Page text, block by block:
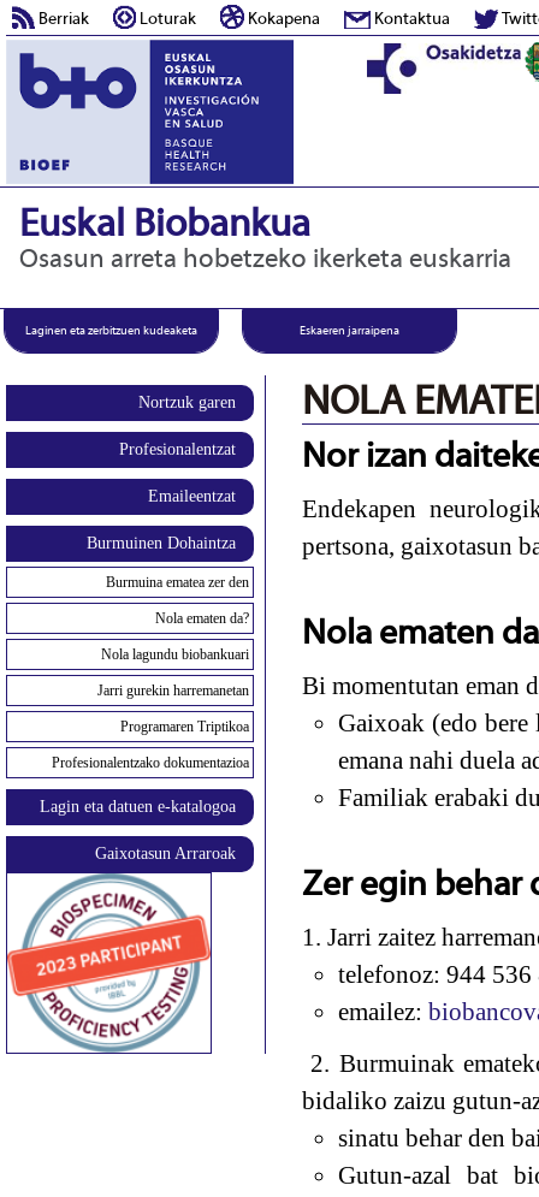
Berriak Loturak Kokapena Kontaktua
Euskal Biobankua
Osasun arreta hobetzeko ikerketa euskarria
Laginen eta zerbitzuen kudeaketa Eskaeren jarraipena
Nortzuk garen
Profesionalentzat
Emaileentzat
Burmuinen Dohaintza
Burmuina ematea zer den
Nola ematen da?
Nola lagundu biobankuari
Jarri gurekin harremanetan
Programaren Triptikoa
Profesionalentzako dokumentazioa
Lagin eta datuen e-katalogoa
Gaixotasun Arraroak
NOLA
Nor izan
Endekapen
pertsona, gaixotasun
Nola ematen
Bi momentutan eman
Gaixoak (edo
emana nahi duela
Familiak erabaki
Zer egin behar
1. Jarri zaitez
telefonoz: 944 536
emailez:
2. Burmuinak
bidaliko zaizu gutun-
sinatu behar den
Gutun-azal bat